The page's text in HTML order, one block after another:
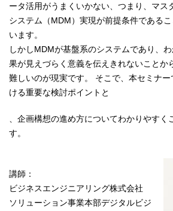
ータ活用がうまくいかない、つまり、マス
システム（MDM）実現が前提条件である
います。
しかしMDMが基盤系のシステムであり、
果が見えづらく意義を伝えきれないことか
難しいのが現実です。 そこで、本セミナ
ける重要な検討ポイントと
、企画構想の進め方についてわかりやすく
す。
講師：
ビジネスエンジニアリング株式会社
ソリューション事業本部デジタルビジ